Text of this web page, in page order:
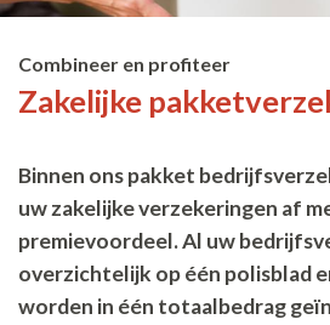
Combineer en profiteer
Zakelijke
Binnen ons pakket
uw zakelijke verzekeringen af
premievoordeel. Al uw
overzichtelijk op één polisblad
worden in één totaalbedrag